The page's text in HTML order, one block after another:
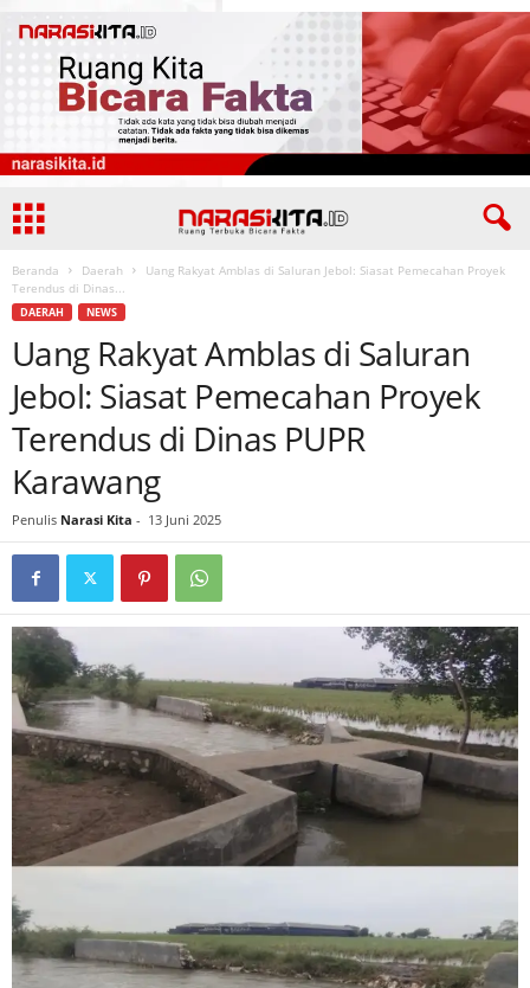
Beranda Daerah
Uang Rakyat Amblas di Saluran Jebol: Siasat Pemecahan Proyek
Terendus di Dinas...
DAERAH NEWS
Uang Rakyat Amblas di Saluran
Jebol: Siasat Pemecahan Proyek
Terendus di Dinas PUPR
Karawang
Penulis Narasi Kita - 13 Juni 2025